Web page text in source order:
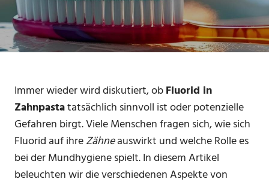
Immer wieder wird diskutiert, obFluorid in
Zahnpastatatsächlich sinnvoll ist oder potenzielle
Gefahren birgt. Viele Menschen fragen sich, wie sich
Fluorid auf ihreZähneauswirkt und welche Rolle es
bei der Mundhygiene spielt. In diesem Artikel
beleuchten wir die verschiedenen Aspekte von